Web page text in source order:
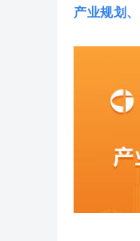
产业规划 、